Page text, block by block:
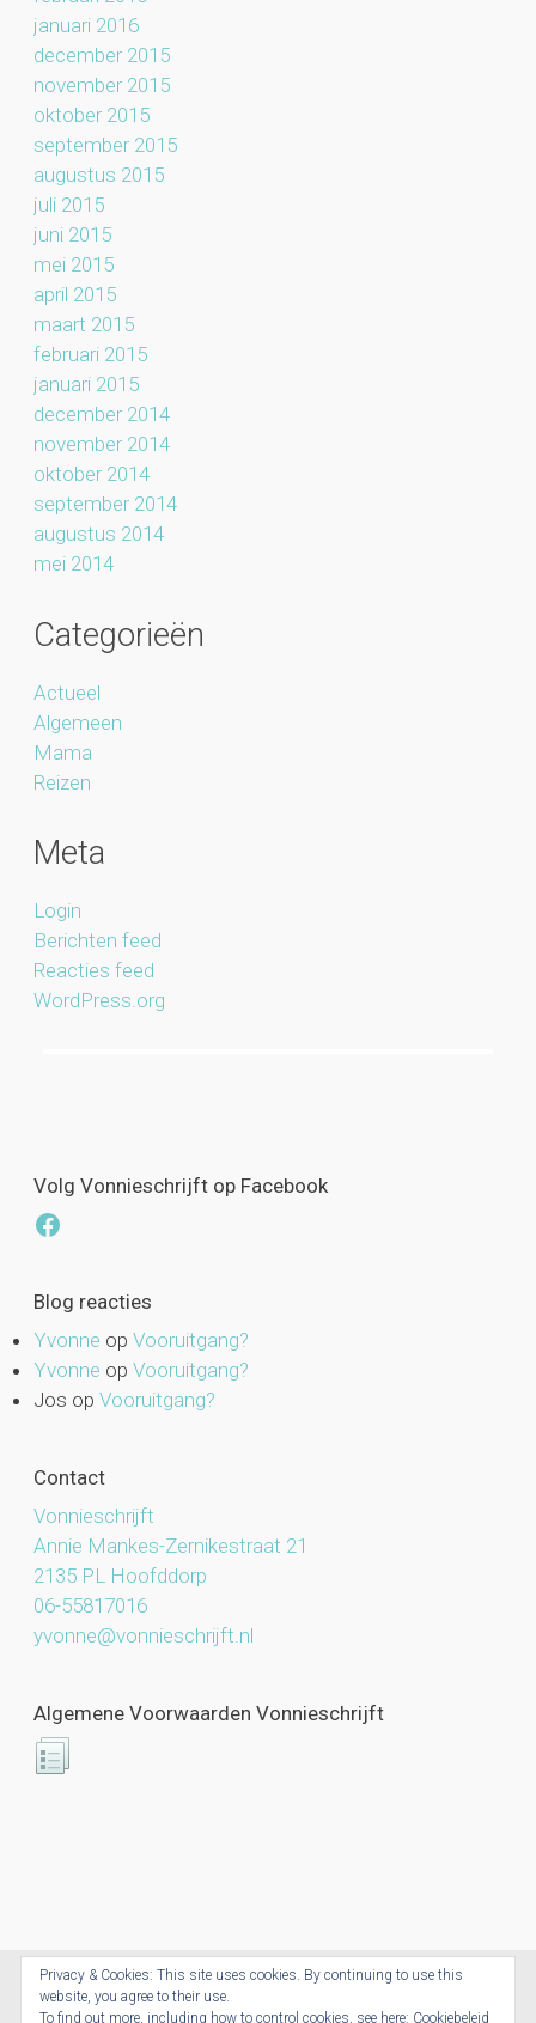
januari 2016
december 2015
november 2015
oktober 2015
september 2015
augustus 2015
juli 2015
juni 2015
mei 2015
april 2015
maart 2015
februari 2015
januari 2015
december 2014
november 2014
oktober 2014
september 2014
augustus 2014
mei 2014
Categorieën
Actueel
Algemeen
Mama
Reizen
Meta
Login
Berichten feed
Reacties feed
WordPress.org
Volg Vonnieschrijft op Facebook
Facebook
Blog reacties
Yvonne op Vooruitgang?
Yvonne op Vooruitgang?
Jos op Vooruitgang?
Contact
Vonnieschrijft
Annie Mankes-Zernikestraat 21
2135 PL Hoofddorp
06-55817016
yvonne@vonnieschrijft.nl
Algemene Voorwaarden Vonnieschrijft
Vonnieschrijft.nl © 2026. All Rights Reserved.
Privacy & Cookies: This site uses cookies. By continuing to use this
website, you agree to their use.
To find out more, including how to control cookies, see here: Cookiebeleid